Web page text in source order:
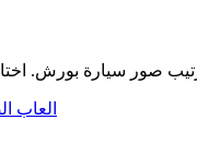
صور سيارة بورش.
العاب